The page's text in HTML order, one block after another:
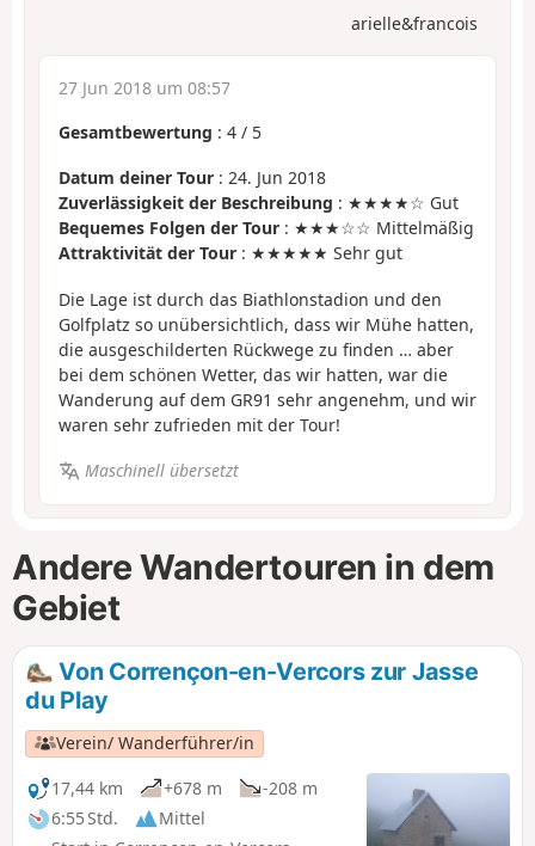
arielle&francois
27 Jun 2018 um 08:57
Gesamtbewertung : 4 / 5
Datum deiner Tour : 24. Jun 2018
Zuverlässigkeit der Beschreibung : ★★★★☆ Gut
Bequemes Folgen der Tour : ★★★☆☆ Mittelmäßig
Attraktivität der Tour : ★★★★★ Sehr gut
Die Lage ist durch das Biathlonstadion und den
Golfplatz so unübersichtlich, dass wir Mühe hatten,
die ausgeschilderten Rückwege zu finden … aber
bei dem schönen Wetter, das wir hatten, war die
Wanderung auf dem GR91 sehr angenehm, und wir
waren sehr zufrieden mit der Tour!
Maschinell übersetzt
Andere Wandertouren in dem
Gebiet
Von Corrençon-en-Vercors zur Jasse
du Play
Verein/ Wanderführer/in
17,44 km
+678 m
-208 m
6:55 Std.
Mittel